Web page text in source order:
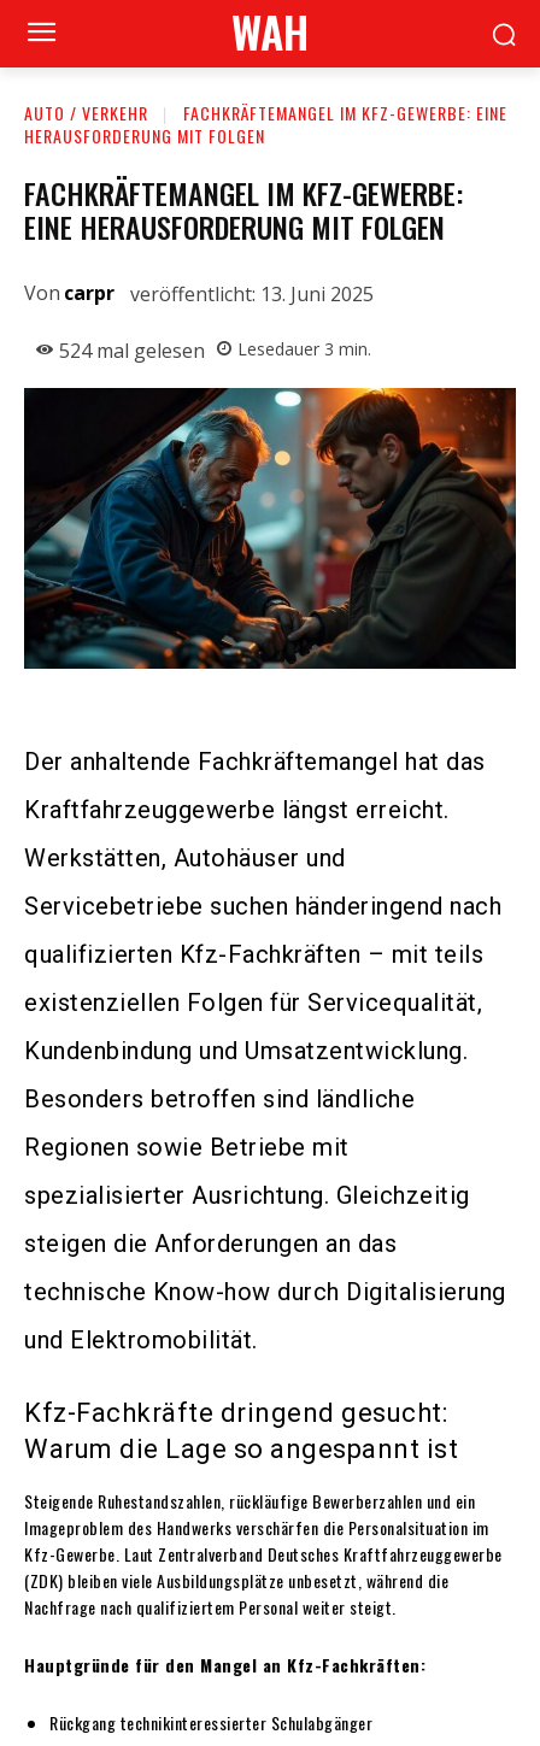
WAH
AUTO / VERKEHR
FACHKRÄFTEMANGEL IM KFZ-GEWERBE: EINE
HERAUSFORDERUNG MIT FOLGEN
FACHKRÄFTEMANGEL IM KFZ-GEWERBE:
EINE HERAUSFORDERUNG MIT FOLGEN
Von carpr veröffentlicht: 13. Juni 2025
524mal gelesen Lesedauer 3 min.
Der anhaltende Fachkräftemangel hat das
Kraftfahrzeuggewerbe längst erreicht.
Werkstätten, Autohäuser und
Servicebetriebe suchen händeringend nach
qualifizierten Kfz-Fachkräften – mit teils
existenziellen Folgen für Servicequalität,
Kundenbindung und Umsatzentwicklung.
Besonders betroffen sind ländliche
Regionen sowie Betriebe mit
spezialisierter Ausrichtung. Gleichzeitig
steigen die Anforderungen an das
technische Know-how durch Digitalisierung
und Elektromobilität.
Kfz-Fachkräfte dringend gesucht:
Warum die Lage so angespannt ist
Steigende Ruhestandszahlen, rückläufige Bewerberzahlen und ein
Imageproblem des Handwerks verschärfen die Personalsituation im
Kfz-Gewerbe. Laut Zentralverband Deutsches Kraftfahrzeuggewerbe
(ZDK) bleiben viele Ausbildungsplätze unbesetzt, während die
Nachfrage nach qualifiziertem Personal weiter steigt.
Hauptgründe für den Mangel an Kfz-Fachkräften:
Rückgang technikinteressierter Schulabgänger